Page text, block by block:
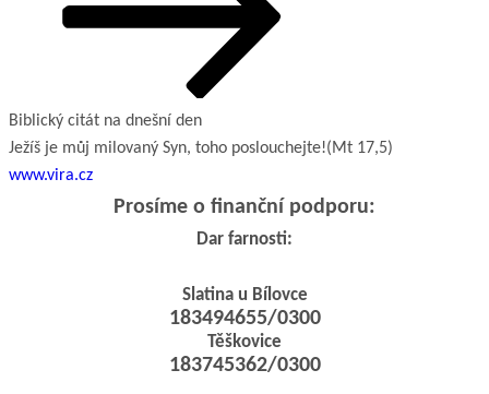
Biblický citát na dnešní den
Ježíš je můj milovaný Syn, toho poslouchejte!(Mt 17,5)
www.vira.cz
Prosíme o finanční podporu:
Dar farnosti:
Slatina u Bílovce
183494655/0300
Těškovice
183745362/0300